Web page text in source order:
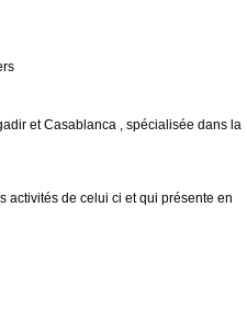
et Casablanca , spécialisée dans la
activités de celui ci et qui présente en